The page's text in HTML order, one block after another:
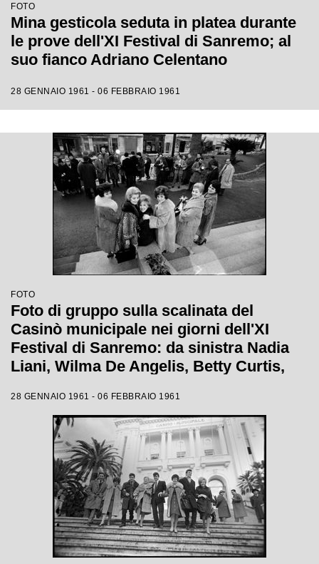
FOTO
Mina gesticola seduta in platea durante
le prove dell'XI Festival di Sanremo; al
suo fianco Adriano Celentano
28 GENNAIO 1961 - 06 FEBBRAIO 1961
FOTO
Foto di gruppo sulla scalinata del
Casinò municipale nei giorni dell'XI
Festival di Sanremo: da sinistra Nadia
Liani, Wilma De Angelis, Betty Curtis,
Mazzetti
28 GENNAIO 1961 - 06 FEBBRAIO 1961